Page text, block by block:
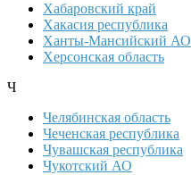
Хабаровский край
Хакасия республика
Ханты-Мансийский АО
Херсонская область
Ч
Челябинская область
Чеченская республика
Чувашская республика
Чукотский АО